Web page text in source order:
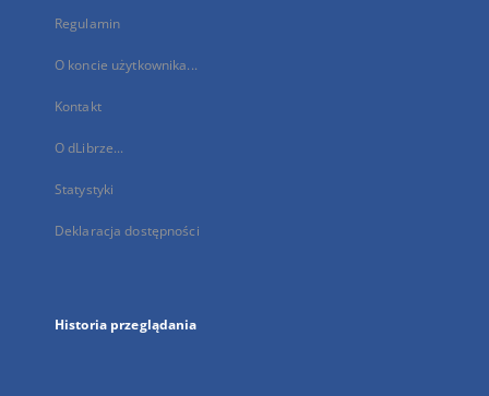
Regulamin
O koncie użytkownika...
Kontakt
O dLibrze...
Statystyki
Deklaracja dostępności
Historia przeglądania